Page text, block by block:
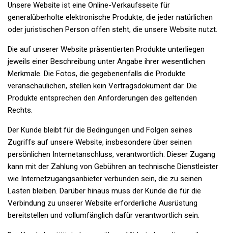
Unsere Website ist eine Online-Verkaufsseite für
generalüberholte elektronische Produkte, die jeder natürlichen
oder juristischen Person offen steht, die unsere Website nutzt.
Die auf unserer Website präsentierten Produkte unterliegen
jeweils einer Beschreibung unter Angabe ihrer wesentlichen
Merkmale. Die Fotos, die gegebenenfalls die Produkte
veranschaulichen, stellen kein Vertragsdokument dar. Die
Produkte entsprechen den Anforderungen des geltenden
Rechts.
Der Kunde bleibt für die Bedingungen und Folgen seines
Zugriffs auf unsere Website, insbesondere über seinen
persönlichen Internetanschluss, verantwortlich. Dieser Zugang
kann mit der Zahlung von Gebühren an technische Dienstleister
wie Internetzugangsanbieter verbunden sein, die zu seinen
Lasten bleiben. Darüber hinaus muss der Kunde die für die
Verbindung zu unserer Website erforderliche Ausrüstung
bereitstellen und vollumfänglich dafür verantwortlich sein.